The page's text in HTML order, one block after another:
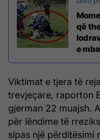
që
e
Viktimat e tjera të
trevjeçare, raporton
gjerman 22 muajsh.
për lëndime të
sipas një përditësimi